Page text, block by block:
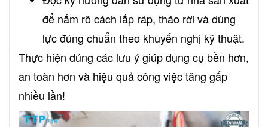
để nắm rõ cách lắp ráp, tháo rời và dùng
lực đúng chuẩn theo khuyến nghị kỹ thuật.
Thực hiện đúng các lưu ý giúp dụng cụ bền hơn,
an toàn hơn và hiệu quả công việc tăng gấp
nhiều lần!